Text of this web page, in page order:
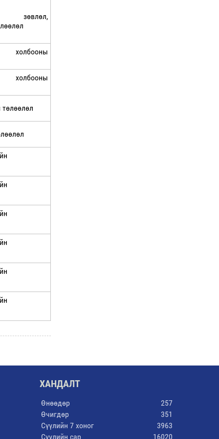
зөвлөл,
холбооны
холбооны
төлөөлөл
ХАНДАЛТ
Өнөөдөр
257
Өчигдөр
351
Сүүлийн 7 хоног
3963
Сүүлийн сар
16020